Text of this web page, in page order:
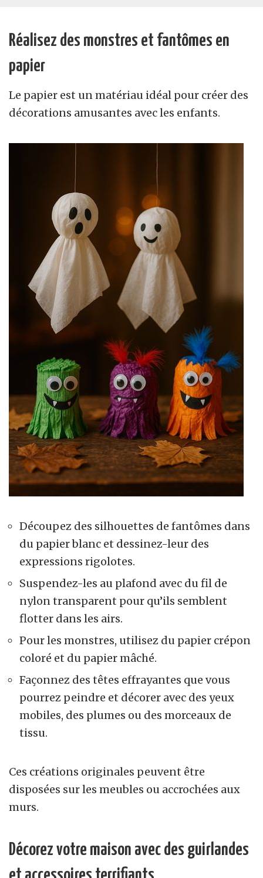
Réalisez des monstres et fantômes en
papier
Le papier est un matériau idéal pour créer des
décorations amusantes avec les enfants.
Découpez des silhouettes de fantômes dans
du papier blanc et dessinez-leur des
expressions rigolotes.
Suspendez-les au plafond avec du fil de
nylon transparent pour qu’ils semblent
flotter dans les airs.
Pour les monstres, utilisez du papier crépon
coloré et du papier mâché.
Façonnez des têtes effrayantes que vous
pourrez peindre et décorer avec des yeux
mobiles, des plumes ou des morceaux de
tissu.
Ces créations originales peuvent être
disposées sur les meubles ou accrochées aux
murs.
Décorez votre maison avec des guirlandes